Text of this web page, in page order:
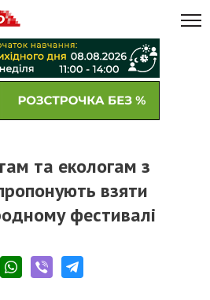
та екологам з
взяти
фестивалі